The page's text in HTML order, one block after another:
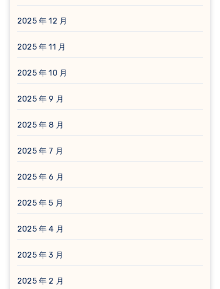
2025 年 12 月
2025 年 11 月
2025 年 10 月
2025 年 9 月
2025 年 8 月
2025 年 7 月
2025 年 6 月
2025 年 5 月
2025 年 4 月
2025 年 3 月
2025 年 2 月